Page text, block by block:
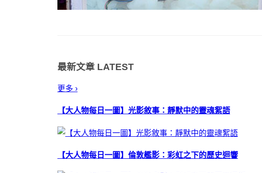
最新文章 LATEST
更多 ›
【大人物每日一圖】光影敘事：靜默中的靈魂絮語
【大人物每日一圖】倫敦艦影：彩虹之下的歷史迴響